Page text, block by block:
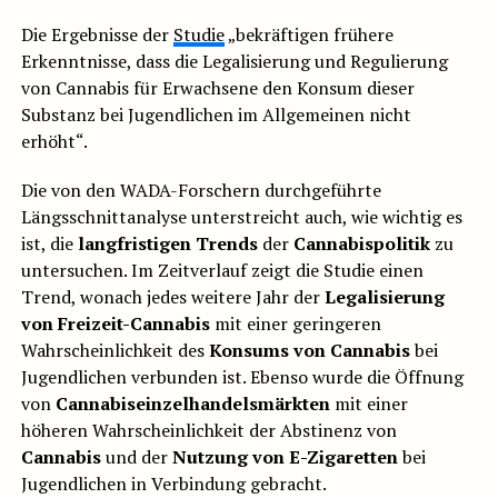
Die Ergebnisse der Studie„bekräftigen frühere
Erkenntnisse, dass die Legalisierung und Regulierung
von Cannabis für Erwachsene den Konsum dieser
Substanz bei Jugendlichen im Allgemeinen nicht
erhöht“.
Die von den WADA-Forschern durchgeführte
Längsschnittanalyse unterstreicht auch, wie wichtig es
ist, die langfristigen Trendsder Cannabispolitikzu
untersuchen. Im Zeitverlauf zeigt die Studie einen
Trend, wonach jedes weitere Jahr derLegalisierung
von Freizeit-Cannabismit einer geringeren
Wahrscheinlichkeit desKonsums von Cannabisbei
Jugendlichen verbunden ist. Ebenso wurde die Öffnung
von Cannabiseinzelhandelsmärktenmit einer
höheren Wahrscheinlichkeit der Abstinenz von
Cannabisund derNutzung von E-Zigarettenbei
Jugendlichen in Verbindung gebracht.